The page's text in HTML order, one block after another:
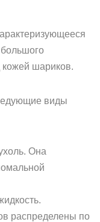
кожей шариков.
виды
Она
распределены по